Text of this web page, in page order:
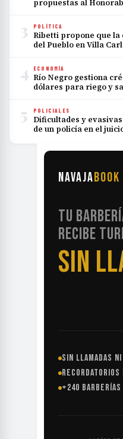
propuestas al
3 POLÍTICA
Ribetti propone que la
del Pueblo en Villa
4 ECONOMÍA
Río Negro gestiona
dólares para riego y
5 POLICIALES
Dificultades y
de un policía en el
NAVAJABOOK
TU
RECIBE
SIN
SIN LLAMADAS NI
+240 BARBERÍAS